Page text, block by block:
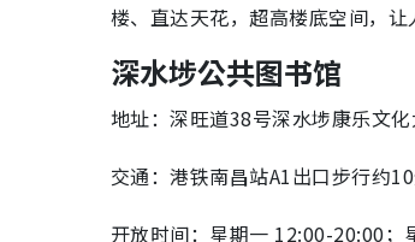
楼、直达天花，超高楼底空间，让
深水埗公共图书馆
地址：深旺道38号深水埗康乐文
交通：港铁南昌站A1出口步行约
开放时间：星期一 12:00-20:00